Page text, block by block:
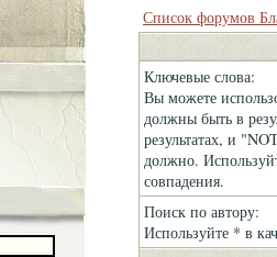
Список форумов
Ключевые слова:
Вы можете
должны быть в
результатах, и
должно.
совпадения.
Поиск по автору:
Используйте * в